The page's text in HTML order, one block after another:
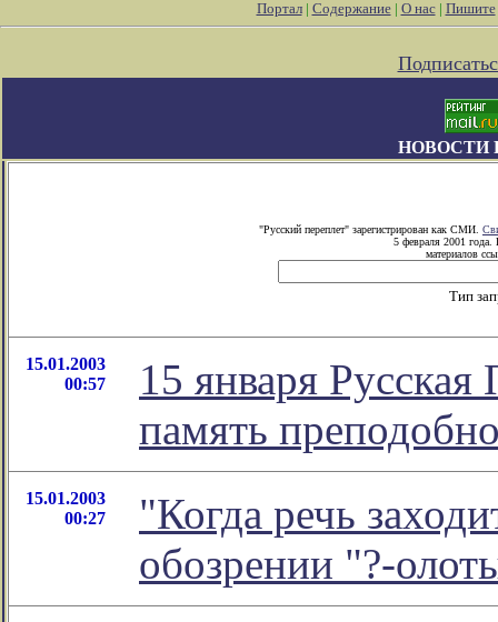
Портал| Содержание| О нас| Пишите
НОВОСТИ
"Русский переплет" зарегистрирован как СМИ.
5 февраля 2001 года.
материалов
Тип
15.01.2003
00:57
15 января Русская
память
15.01.2003
00:27
"Когда речь
обозрении "?-